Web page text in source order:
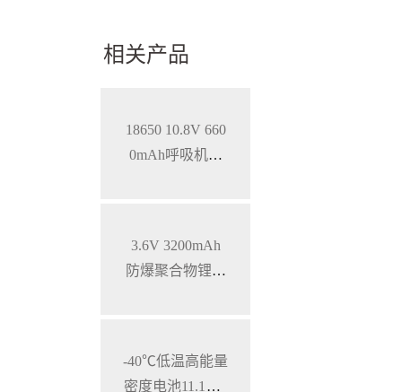
相关产品
18650 10.8V 660
0mAh呼吸机智
3.6V 3200mAh
防爆聚合物锂电
-40℃低温高能量
密度电池11.1V 7